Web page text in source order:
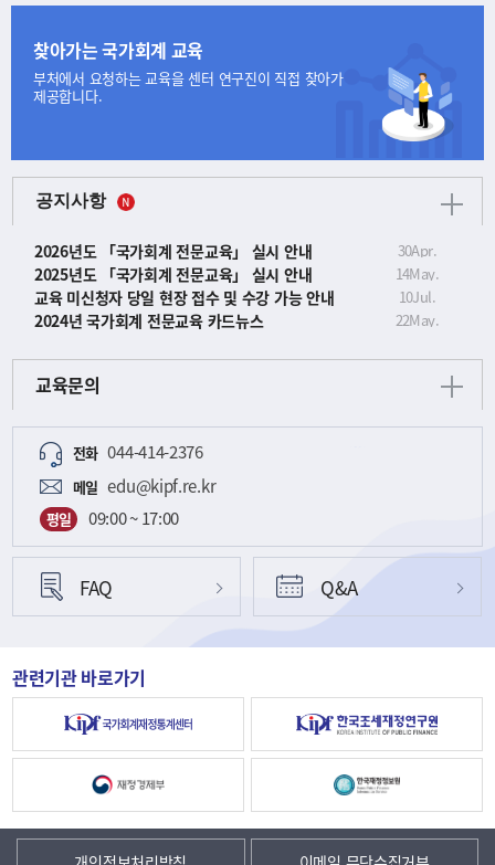
공지사항
2026년도 「국가회계 전문교육」 실시 안내 30Apr.
2025년도 「국가회계 전문교육」 실시 안내 14May.
교육 미신청자 당일 현장 접수 및 수강 가능 안내 10Jul.
2024년 국가회계 전문교육 카드뉴스 22May.
교육문의
전화 044-414-2376
메일 edu@kipf.re.kr
평일 09:00 ~ 17:00
FAQ Q&A
찾아가는 국가회계 교육
부처에서 요청하는 교육을 센터 연구진이 직접 찾아가
제공합니다.
관련기관 바로가기